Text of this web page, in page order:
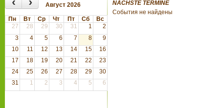
Август 2026
Пн Вт Ср Чт Пт Сб
Вс
27
28 29 30 31 1
2
3
4 5 6 7 8
9
10
11 12 13 14 15
16
17
18 19 20 21 22
23
24
25 26 27 28 29
30
31
1 2 3 4 5 6
NÄCHSTE TERMINE
События не найдены